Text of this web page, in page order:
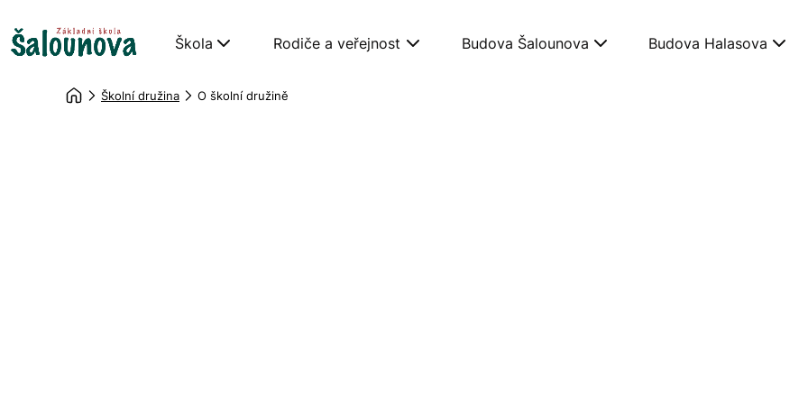
Škola Rodiče a veřejnost Budova Šalounova Budova Halasova
Školní družina O školní družině